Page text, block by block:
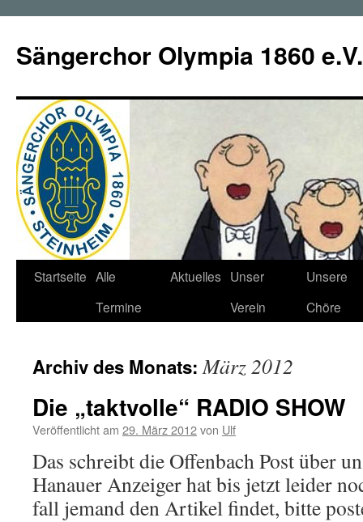
springen
Sängerchor Olympia 1860
Startseite Alle
Termine
Aktuelles Unser
Verein
Unsere
Chöre
Archiv des Monats:März 2012
Die „taktvolle“ RADIO SHOW
Veröffentlicht am 29. März 2012von Ulf
Das schreibt die Offenbach Post über
Hanauer Anzeiger hat bis jetzt leider
fall jemand den Artikel findet, bitte